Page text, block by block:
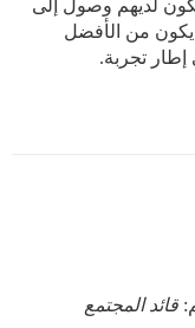
يكون لديهم وصول إلى
يكون من الأفضل
تجربة.
قائد المجتمع